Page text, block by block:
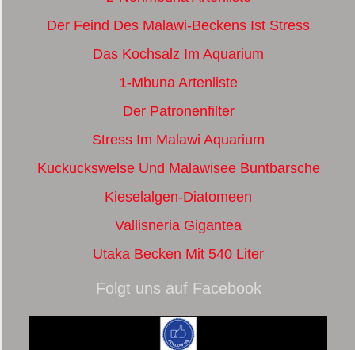
Der Feind Des Malawi-Beckens Ist Stress
Das Kochsalz Im Aquarium
1-Mbuna Artenliste
Der Patronenfilter
Stress Im Malawi Aquarium
Kuckuckswelse Und Malawisee Buntbarsche
Kieselalgen-Diatomeen
Vallisneria Gigantea
Utaka Becken Mit 540 Liter
Folgt uns auf Facebook